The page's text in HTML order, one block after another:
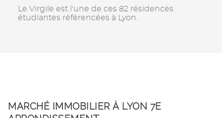
Le Virgile est l'une de ces 82 résidences
étudiantes référencées à Lyon.
MARCHÉ IMMOBILIER À LYON 7E